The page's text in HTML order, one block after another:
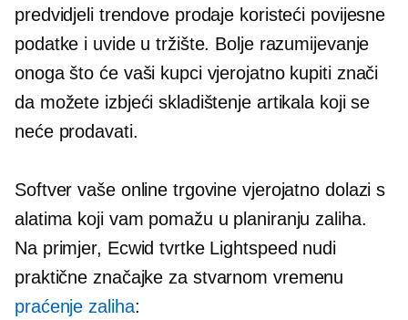
predvidjeli trendove prodaje koristeći povijesne
podatke i uvide u tržište. Bolje razumijevanje
onoga što će vaši kupci vjerojatno kupiti znači
da možete izbjeći skladištenje artikala koji se
neće prodavati.
Softver vaše online trgovine vjerojatno dolazi s
alatima koji vam pomažu u planiranju zaliha.
Na primjer, Ecwid tvrtke Lightspeed nudi
praktične značajke za stvarnom vremenu
praćenje zaliha: